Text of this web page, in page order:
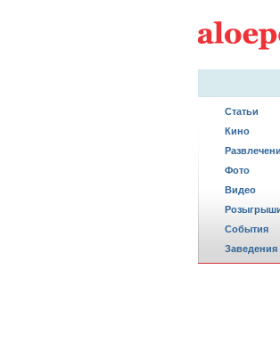
Статьи
Кино
Фото
Видео
События
Заведения